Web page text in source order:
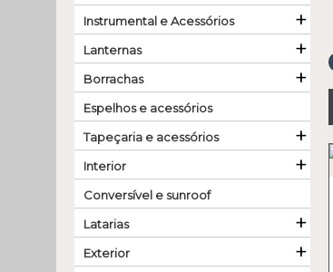
Instrumental e Acessórios
+
Lanternas +
Borrachas +
Espelhos e acessórios
Tapeçaria e acessórios
+
Interior +
Conversível e sunroof
Latarias
+
Exterior +